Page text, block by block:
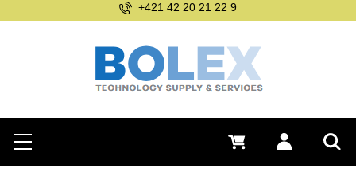
Hľadať
Menu Prihlásiť sa
0 €
+421 42 20 21 22 9